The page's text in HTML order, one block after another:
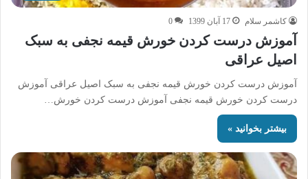
کاشمر سلام 17 آبان 1399 0
آموزش درست کردن خورش قیمه نجفی به سبک
اصیل عراقی
آموزش درست کردن خورش قیمه نجفی به سبک اصیل عراقی آموزش
درست کردن خورش قیمه نجفی آموزش درست کردن خورش…
بیشتر بخوانید »